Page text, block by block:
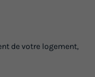
de votre logement,